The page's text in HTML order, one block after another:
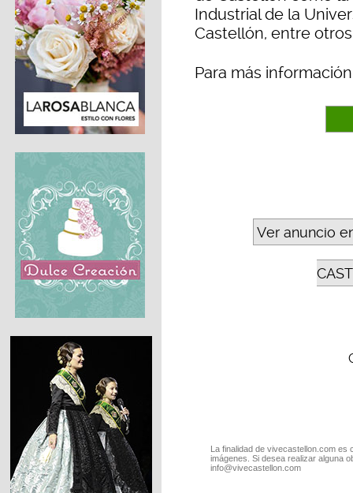
Industrial de la
Castellón, entre
Para más
Ver anuncio
La finalidad de vivecastellon.com
imágenes. Si desea realizar alguna
info@vivecastellon.com